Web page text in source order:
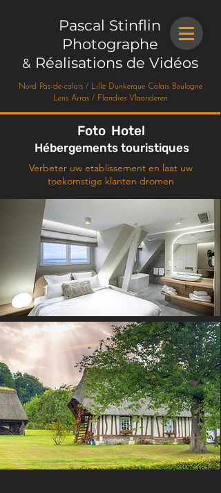
Pascal Stinflin
Photographe
&Réalisations de Vidéos
Nord Pas-de-calais / Lille Dunkerque Calais Boulogne
Lens Arras / Flandres Vlaanderen
Foto Hotel
Hébergements touristiques
Verbeter uw etablissement en laat uw
toekomstige klanten dromen